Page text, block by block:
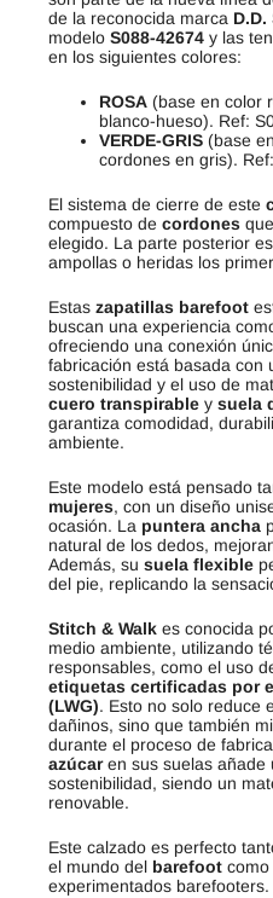
de la reconocida marca D.D.
modelo S088-42674 y las
en los siguientes colores:
ROSA (base en color
blanco-hueso). Ref:
VERDE-GRIS (base
cordones en gris).
El sistema de cierre de este
compuesto de cordones
elegido. La parte posterior
ampollas o heridas los
Estas zapatillas barefoot
buscan una experiencia
ofreciendo una conexión
fabricación está basada con
sostenibilidad y el uso de
cuero transpirable y suela
garantiza comodidad,
ambiente.
Este modelo está pensado
mujeres, con un diseño
ocasión. La puntera ancha
natural de los dedos,
Además, su suela flexible
del pie, replicando la
Stitch & Walk es conocida
medio ambiente, utilizando
responsables, como el uso
etiquetas certificadas por
(LWG). Esto no solo reduce
dañinos, sino que también
durante el proceso de
azúcaren sus suelas añade
sostenibilidad, siendo un
renovable.
Este calzado es perfecto
el mundo del barefoot
experimentados barefooters.